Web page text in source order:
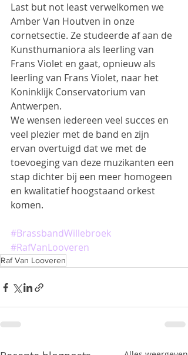
Last but not least verwelkomen we
Amber Van Houtven in onze
cornetsectie. Ze studeerde af aan de
Kunsthumaniora als leerling van
Frans Violet en gaat, opnieuw als
leerling van Frans Violet, naar het
Koninklijk Conservatorium van
Antwerpen.
We wensen iedereen veel succes en
veel plezier met de band en zijn
ervan overtuigd dat we met de
toevoeging van deze muzikanten een
stap dichter bij een meer homogeen
en kwalitatief hoogstaand orkest
komen.
#BrassbandWillebroek
#RafVanLooveren
Raf Van Looveren